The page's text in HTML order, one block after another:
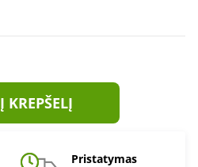
Į KREPŠELĮ
Pristatymas